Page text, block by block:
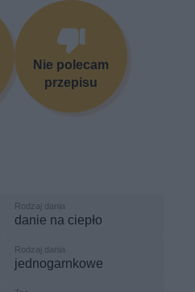
Nie polecam
przepisu
danie na ciepło
jednogarnkowe